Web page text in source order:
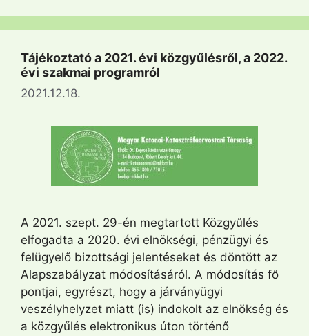
Tájékoztató a 2021. évi közgyűlésről, a 2022.
évi szakmai programról
2021.12.18.
A 2021. szept. 29-én megtartott Közgyűlés
elfogadta a 2020. évi elnökségi, pénzügyi és
felügyelő bizottsági jelentéseket és döntött az
Alapszabályzat módosításáról. A módosítás fő
pontjai, egyrészt, hogy a járványügyi
veszélyhelyzet miatt (is) indokolt az elnökség és
a közgyűlés elektronikus úton történő